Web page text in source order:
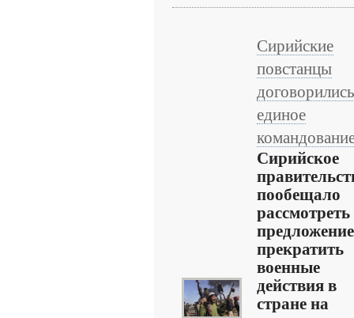
Сирийские
повстанцы
единое
Сирийское
пообещало
рассмотреть
предложение
прекратить
военные
действия в
стране на